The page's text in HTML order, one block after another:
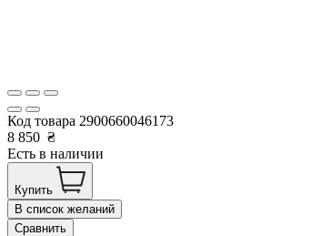
Код товара 2900660046173
8 850 ₴
Есть в наличии
Купить
В список желаний
Сравнить